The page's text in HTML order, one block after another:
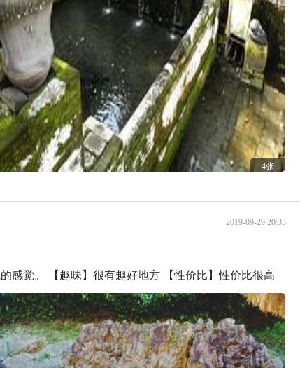
4张
2019-09-29 20:33
感觉。 【趣味】很有趣好地方 【性价比】性价比很高